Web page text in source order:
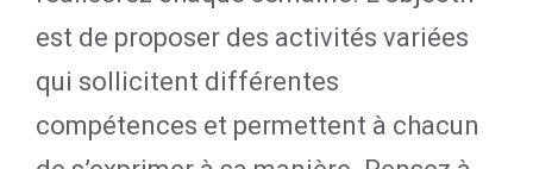
est de proposer des activités variées
qui sollicitent différentes
compétences et permettent à chacun